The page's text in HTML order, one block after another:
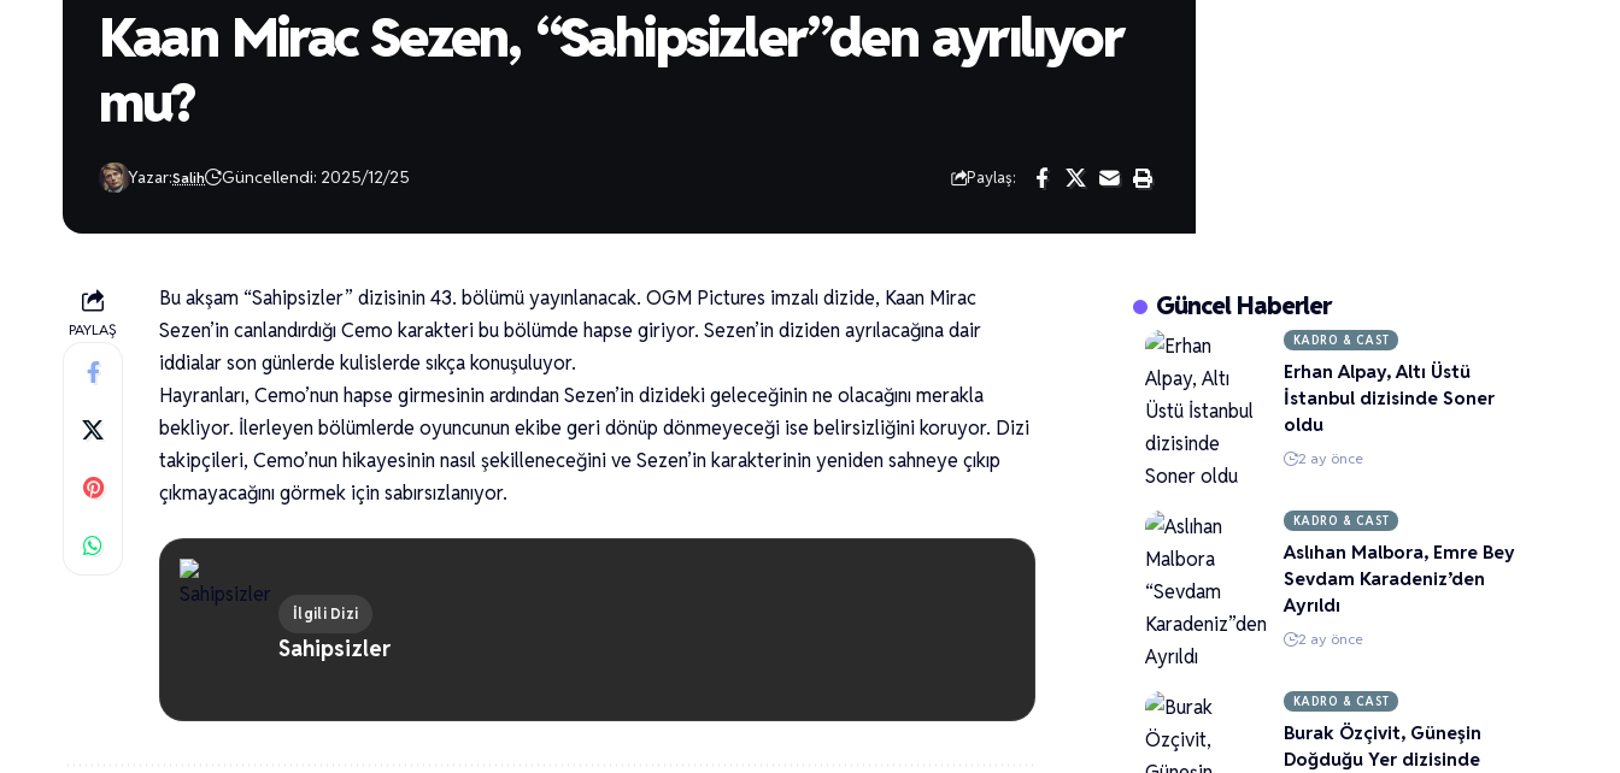
Kaan Mirac Sezen, “Sahipsizler”den ayrılıyor
mu?
Yazar:Salih Güncellendi: 2025/12/25 Paylaş:
PAYLAŞ
Bu akşam “Sahipsizler” dizisinin 43. bölümü yayınlanacak. OGM Pictures imzalı dizide, Kaan Mirac
Sezen’in canlandırdığı Cemo karakteri bu bölümde hapse giriyor. Sezen’in diziden ayrılacağına dair
iddialar son günlerde kulislerde sıkça konuşuluyor.
Hayranları, Cemo’nun hapse girmesinin ardından Sezen’in dizideki geleceğinin ne olacağını merakla
bekliyor. İlerleyen bölümlerde oyuncunun ekibe geri dönüp dönmeyeceği ise belirsizliğini koruyor. Dizi
takipçileri, Cemo’nun hikayesinin nasıl şekilleneceğini ve Sezen’in karakterinin yeniden sahneye çıkıp
çıkmayacağını görmek için sabırsızlanıyor.
İlgili Dizi
Sahipsizler
Güncel Haberler
KADRO & CAST
Erhan Alpay, Altı Üstü
İstanbul dizisinde Soner
oldu
2 ay önce
KADRO & CAST
Aslıhan Malbora, Emre Bey
Sevdam Karadeniz’den
Ayrıldı
2 ay önce
KADRO & CAST
Burak Özçivit, Güneşin
Doğduğu Yer dizisinde